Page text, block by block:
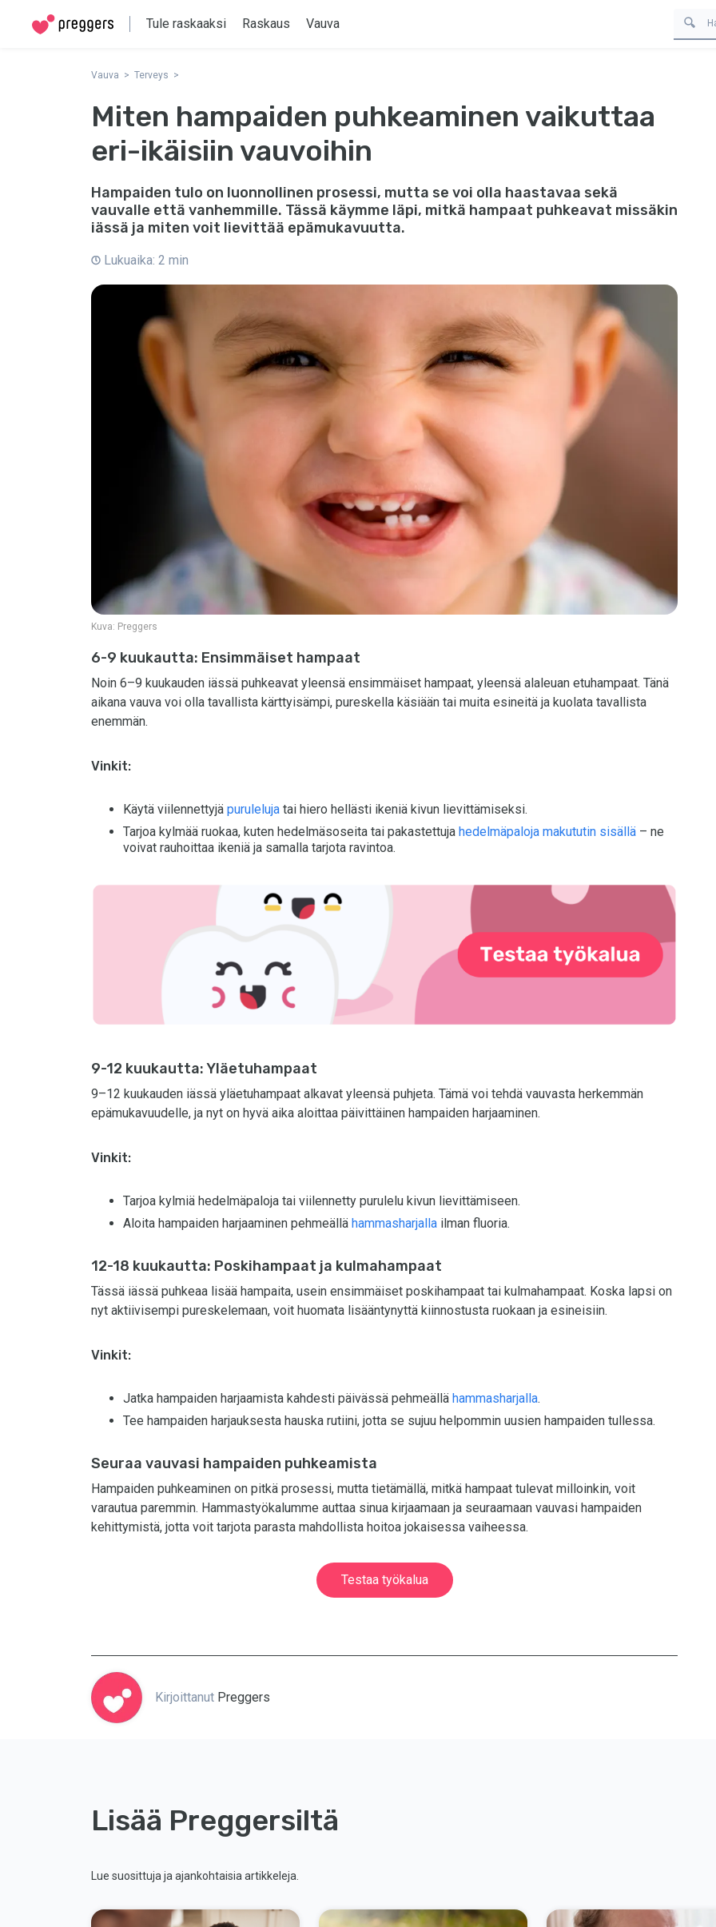
Tule raskaaksi Raskaus Vauva
Vauva Terveys
Miten hampaiden puhkeaminen vaikuttaa
eri-ikäisiin vauvoihin
Hampaiden tulo on luonnollinen prosessi, mutta se voi olla haastavaa sekä
vauvalle että vanhemmille. Tässä käymme läpi, mitkä hampaat puhkeavat missäkin
iässä ja miten voit lievittää epämukavuutta.
Lukuaika: 2 min
Kuva: Preggers
6-9 kuukautta: Ensimmäiset hampaat
Noin 6–9 kuukauden iässä puhkeavat yleensä ensimmäiset hampaat, yleensä alaleuan etuhampaat. Tänä
aikana vauva voi olla tavallista kärttyisämpi, pureskella käsiään tai muita esineitä ja kuolata tavallista
enemmän.
Vinkit:
Käytä viilennettyjä puruleluja tai hiero hellästi ikeniä kivun lievittämiseksi.
Tarjoa kylmää ruokaa, kuten hedelmäsoseita tai pakastettuja hedelmäpaloja makututin sisällä – ne
voivat rauhoittaa ikeniä ja samalla tarjota ravintoa.
9-12 kuukautta: Yläetuhampaat
9–12 kuukauden iässä yläetuhampaat alkavat yleensä puhjeta. Tämä voi tehdä vauvasta herkemmän
epämukavuudelle, ja nyt on hyvä aika aloittaa päivittäinen hampaiden harjaaminen.
Vinkit:
Tarjoa kylmiä hedelmäpaloja tai viilennetty purulelu kivun lievittämiseen.
Aloita hampaiden harjaaminen pehmeällä hammasharjalla ilman fluoria.
12-18 kuukautta: Poskihampaat ja kulmahampaat
Tässä iässä puhkeaa lisää hampaita, usein ensimmäiset poskihampaat tai kulmahampaat. Koska lapsi on
nyt aktiivisempi pureskelemaan, voit huomata lisääntynyttä kiinnostusta ruokaan ja esineisiin.
Vinkit:
Jatka hampaiden harjaamista kahdesti päivässä pehmeällä hammasharjalla.
Tee hampaiden harjauksesta hauska rutiini, jotta se sujuu helpommin uusien hampaiden tullessa.
Seuraa vauvasi hampaiden puhkeamista
Hampaiden puhkeaminen on pitkä prosessi, mutta tietämällä, mitkä hampaat tulevat milloinkin, voit
varautua paremmin. Hammastyökalumme auttaa sinua kirjaamaan ja seuraamaan vauvasi hampaiden
kehittymistä, jotta voit tarjota parasta mahdollista hoitoa jokaisessa vaiheessa.
Testaa työkalua
Kirjoittanut Preggers
Lisää Preggersiltä
Lue suosittuja ja ajankohtaisia artikkeleja.